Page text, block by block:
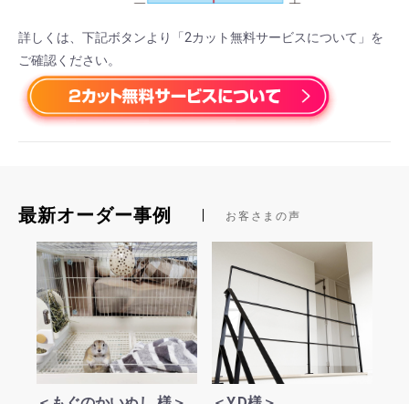
詳しくは、下記ボタンより「2カット無料サービスについて」を
ご確認ください。
最新オーダー事例 お客さまの声